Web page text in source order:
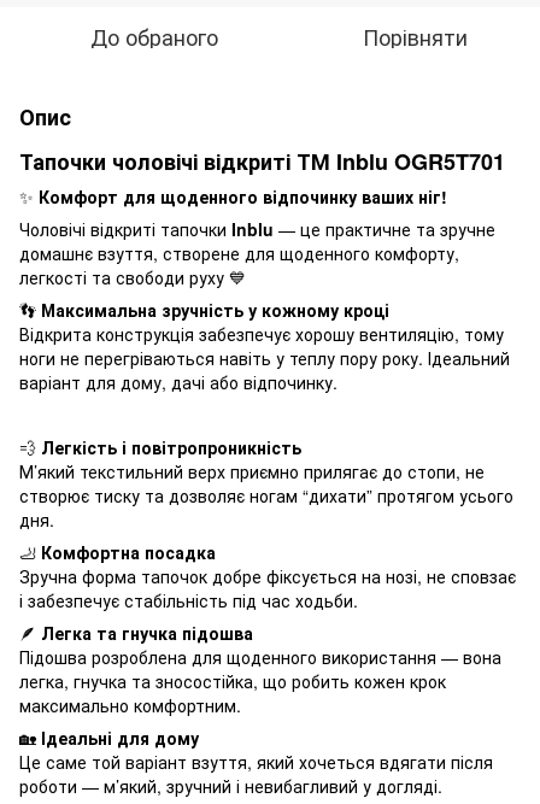
До обраного Порівняти
Опис
Тапочки чоловічі відкриті ТМ Inblu OGR5T701
✨ Комфорт для щоденного відпочинку ваших ніг!
Чоловічі відкриті тапочки Inblu — це практичне та зручне
домашнє взуття, створене для щоденного комфорту,
легкості та свободи руху 💙
👣 Максимальна зручність у кожному кроці
Відкрита конструкція забезпечує хорошу вентиляцію, тому
ноги не перегріваються навіть у теплу пору року. Ідеальний
варіант для дому, дачі або відпочинку.
💨 Легкість і повітропроникність
М’який текстильний верх приємно прилягає до стопи, не
створює тиску та дозволяє ногам “дихати” протягом усього
дня.
🦶 Комфортна посадка
Зручна форма тапочок добре фіксується на нозі, не сповзає
і забезпечує стабільність під час ходьби.
🪶 Легка та гнучка підошва
Підошва розроблена для щоденного використання — вона
легка, гнучка та зносостійка, що робить кожен крок
максимально комфортним.
🏡 Ідеальні для дому
Це саме той варіант взуття, який хочеться вдягати після
роботи — м’який, зручний і невибагливий у догляді.